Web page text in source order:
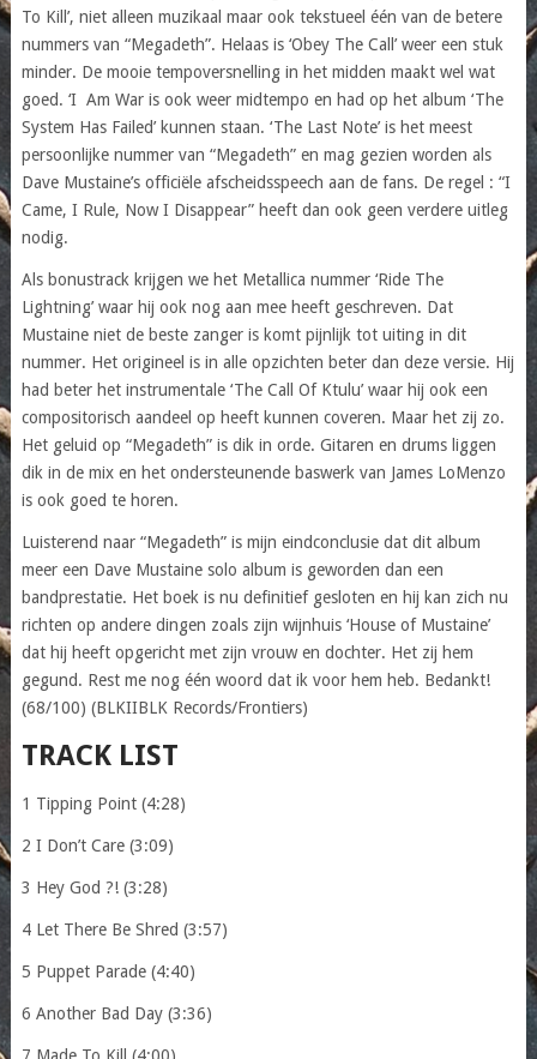
To Kill’, niet alleen muzikaal maar ook tekstueel één van de betere
nummers van “Megadeth”. Helaas is ‘Obey The Call’ weer een stuk
minder. De mooie tempoversnelling in het midden maakt wel wat
goed. ‘I Am War is ook weer midtempo en had op het album ‘The
System Has Failed’ kunnen staan. ‘The Last Note’ is het meest
persoonlijke nummer van “Megadeth” en mag gezien worden als
Dave Mustaine’s officiële afscheidsspeech aan de fans. De regel : “I
Came, I Rule, Now I Disappear” heeft dan ook geen verdere uitleg
nodig.
Als bonustrack krijgen we het Metallica nummer ‘Ride The
Lightning’ waar hij ook nog aan mee heeft geschreven. Dat
Mustaine niet de beste zanger is komt pijnlijk tot uiting in dit
nummer. Het origineel is in alle opzichten beter dan deze versie. Hij
had beter het instrumentale ‘The Call Of Ktulu’ waar hij ook een
compositorisch aandeel op heeft kunnen coveren. Maar het zij zo.
Het geluid op “Megadeth” is dik in orde. Gitaren en drums liggen
dik in de mix en het ondersteunende baswerk van James LoMenzo
is ook goed te horen.
Luisterend naar “Megadeth” is mijn eindconclusie dat dit album
meer een Dave Mustaine solo album is geworden dan een
bandprestatie. Het boek is nu definitief gesloten en hij kan zich nu
richten op andere dingen zoals zijn wijnhuis ‘House of Mustaine’
dat hij heeft opgericht met zijn vrouw en dochter. Het zij hem
gegund. Rest me nog één woord dat ik voor hem heb. Bedankt!
(68/100) (BLKIIBLK Records/Frontiers)
TRACK LIST
1 Tipping Point (4:28)
2 I Don’t Care (3:09)
3 Hey God ?! (3:28)
4 Let There Be Shred (3:57)
5 Puppet Parade (4:40)
6 Another Bad Day (3:36)
7 Made To Kill (4:00)